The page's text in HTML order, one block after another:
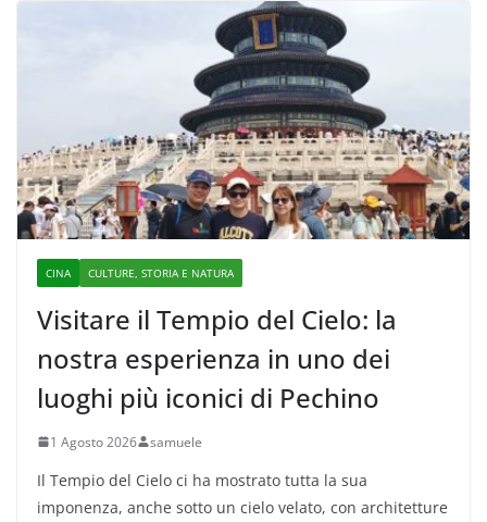
CINA CULTURE, STORIA E NATURA
Visitare il Tempio del Cielo: la
nostra esperienza in uno dei
luoghi più iconici di Pechino
1 Agosto 2026 samuele
Il Tempio del Cielo ci ha mostrato tutta la sua
imponenza, anche sotto un cielo velato, con architetture